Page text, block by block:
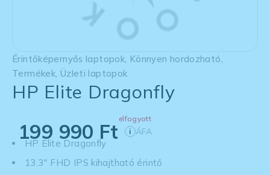
Érintőképernyős laptopok Könnyen hordozható
Termékek Üzleti laptopok
HP Elite Dragonfly
elfogyott
199 990 Ft i ÁFA
HP Elite Dragonfly
13.3" FHD IPS kihajtható érintő